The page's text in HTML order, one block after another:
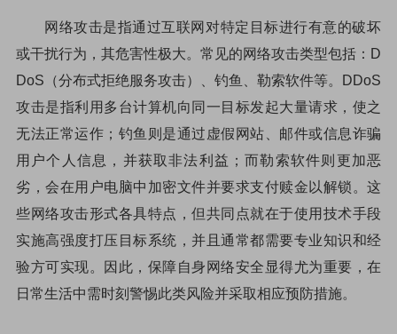
网络攻击是指通过互联网对特定目标进行有意的破坏
或干扰行为，其危害性极大。常见的网络攻击类型包括：D
DoS（分布式拒绝服务攻击）、钓鱼、勒索软件等。DDoS
攻击是指利用多台计算机向同一目标发起大量请求，使之
无法正常运作；钓鱼则是通过虚假网站、邮件或信息诈骗
用户个人信息，并获取非法利益；而勒索软件则更加恶
劣，会在用户电脑中加密文件并要求支付赎金以解锁。这
些网络攻击形式各具特点，但共同点就在于使用技术手段
实施高强度打压目标系统，并且通常都需要专业知识和经
验方可实现。因此，保障自身网络安全显得尤为重要，在
日常生活中需时刻警惕此类风险并采取相应预防措施。